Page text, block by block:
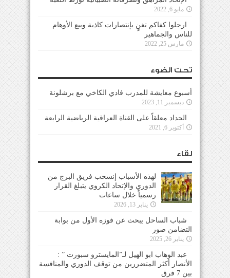
مايو 6, 2022
ارحلوا كفاكم تغنٍ بإنتصارات كاذبة وبيع الأوهام
للناس والجماهير
مارس 25, 2022
تحت الضوء
أسبوع معايشة للمدرب فادي الكاخي مع برشلونة
ديسمبر 11, 2023
الحداد معلقاً على القناة العراقية الرياضية الرابعة
أكتوبر 6, 2021
لقاء
لهذه الأسباب إنسحب فريق البرج من
الدوري والإتحاد الكروي يتبلغ القرار
رسمياً خلال ساعات
يناير 13, 2026
شباب الساحل يبحث عن فوزه الأول من بوابة
التضامن صور
يناير 26, 2025
عبد الوهاب ابو الهيل لـ”المايسترو سبورت ” :
الأنصار أكثر المتضررين من توقف الدوري والمنافسة
بين 7 فرق